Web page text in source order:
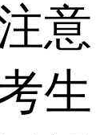
意
生